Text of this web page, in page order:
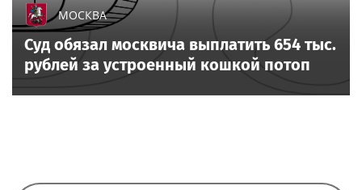
МОСКВА
Суд обязал москвича выплатить 654 тыс.
рублей за устроенный кошкой потоп